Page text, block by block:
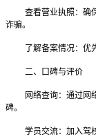
查看营业执照：确
诈骗。
了解备案情况：
二、口碑与评价
网络查询：通过网
碑。
学员交流：加入驾